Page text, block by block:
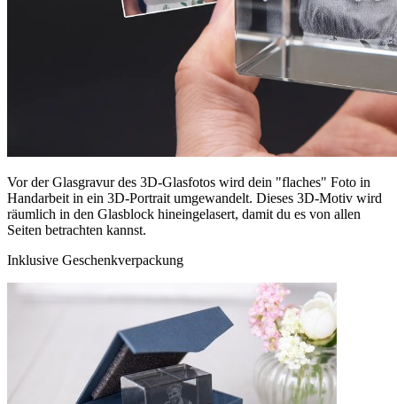
Vor der Glasgravur des 3D-Glasfotos wird dein "flaches" Foto in
Handarbeit in ein 3D-Portrait umgewandelt. Dieses 3D-Motiv wird
räumlich in den Glasblock hineingelasert, damit du es von allen
Seiten betrachten kannst.
Inklusive Geschenkverpackung